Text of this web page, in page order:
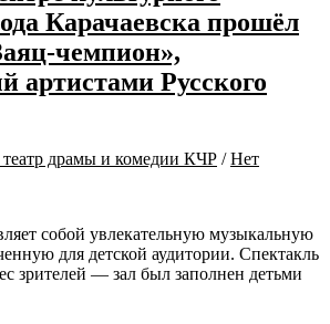
Карачаевска прошёл
чемпион»,
артистами Русского
театр драмы и комедии КЧР /Нет
собой увлекательную музыкальную
для детской аудитории. Спектакль
зрителей — зал был заполнен детьми